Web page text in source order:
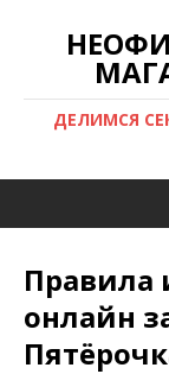
ДЕЛИМСЯ
Правила
онлайн